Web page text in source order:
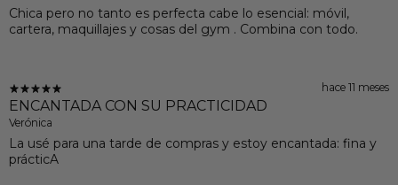
Chica pero no tanto es perfecta cabe lo esencial: móvil,
cartera, maquillajes y cosas del gym . Combina con todo.
hace 11 meses
ENCANTADA CON SU PRACTICIDAD
Verónica
La usé para una tarde de compras y estoy encantada: fina y
prácticA